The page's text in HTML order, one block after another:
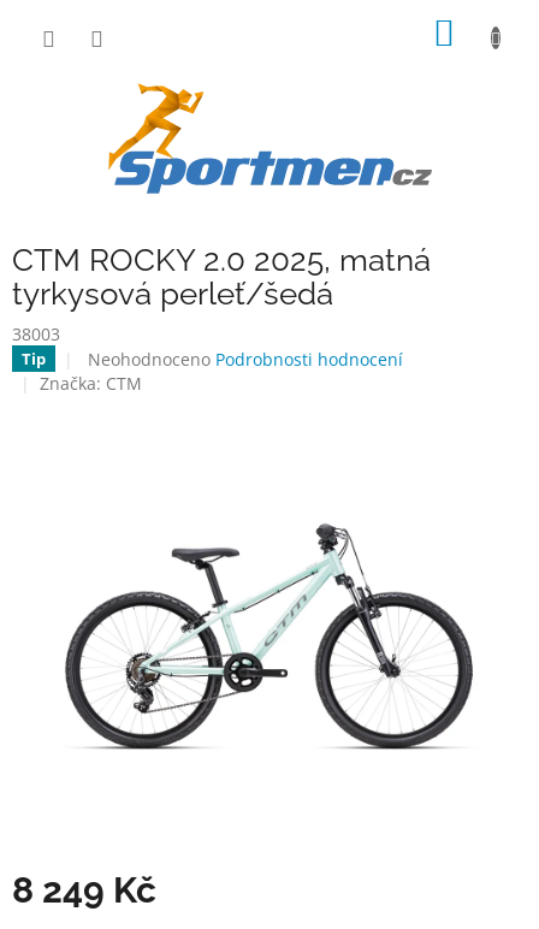
CTM ROCKY 2.0 2025, matná
tyrkysová perleť/šedá
38003
Tip
Průměrné
hodnocení
Neohodnoceno Podrobnosti hodnocení
Značka: CTM
8 249 Kč